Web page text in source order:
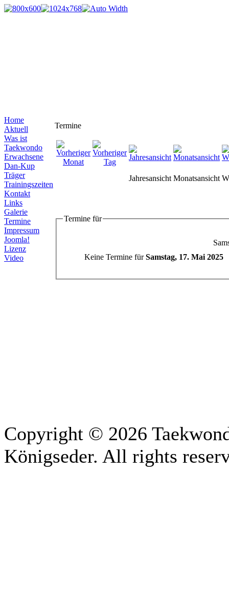
Home
Aktuell
Was ist
Taekwondo
Erwachsene
Dan-Kup
Träger
Trainingszeiten
Kontakt
Links
Galerie
Termine
Impressum
Joomla!
Lizenz
Video
Termine
Jahresansicht Monatsansicht
Termine für
Keine Termine fürSamstag, 17. Mai 2025
Copyright © 2026
Königseder. All rights